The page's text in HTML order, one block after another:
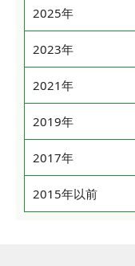
2025年
2023年
2021年
2019年
2017年
2015年以前